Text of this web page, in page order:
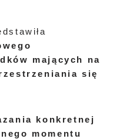
mających na
się
konkretnej
momentu